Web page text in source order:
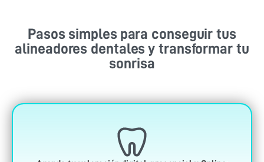
Pasos simples para conseguir tus
alineadores dentales y transformar tu
sonrisa